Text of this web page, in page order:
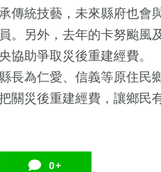
傳統技藝，未來縣府也會
。另外，去年的卡努颱風
協助爭取災後重建經費。
為仁愛、信義等原住民
關災後重建經費，讓鄉民
0+